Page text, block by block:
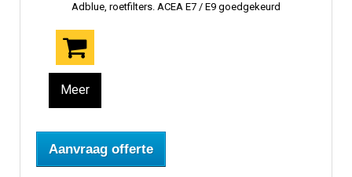
Adblue, roetfilters. ACEA E7 / E9 goedgekeurd
Meer
Aanvraag offerte